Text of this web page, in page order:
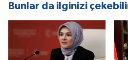
Bunlar da ilginizi